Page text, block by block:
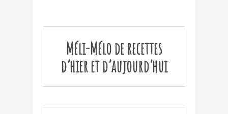
Méli-Mélo de recettes
d’hier et d’aujourd’hui